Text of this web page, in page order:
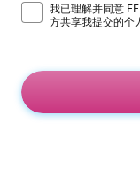
我已理解并同意
方共享我提交的个